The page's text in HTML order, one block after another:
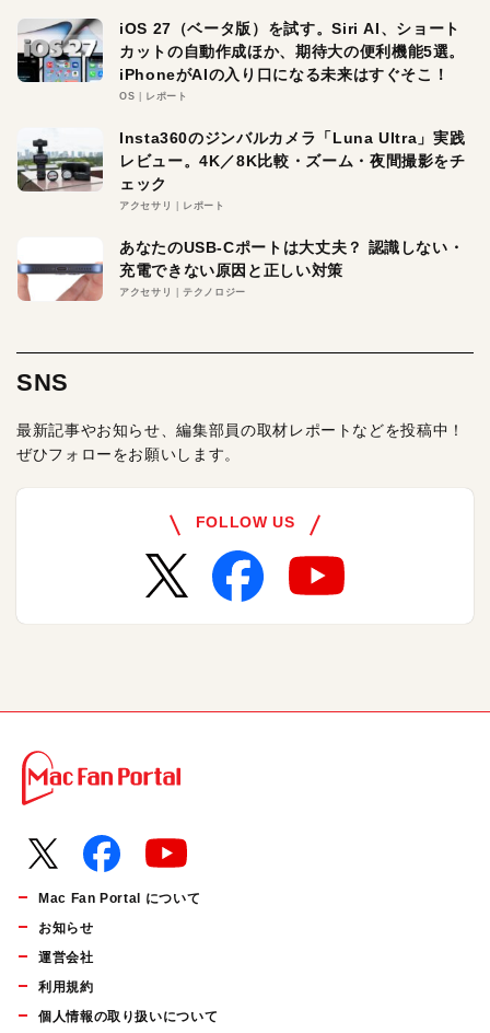
iOS 27（ベータ版）を試す。Siri AI、ショート
カットの自動作成ほか、期待大の便利機能5選。
iPhoneがAIの入り口になる未来はすぐそこ！
OS レポート
Insta360のジンバルカメラ「Luna Ultra」実践
レビュー。4K／8K比較・ズーム・夜間撮影をチ
ェック
アクセサリ レポート
あなたのUSB-Cポートは大丈夫？ 認識しない・
充電できない原因と正しい対策
アクセサリ テクノロジー
SNS
最新記事やお知らせ、編集部員の取材レポートなどを投稿中！
ぜひフォローをお願いします。
FOLLOW US
Mac Fan Portal について
お知らせ
運営会社
利用規約
個人情報の取り扱いについて